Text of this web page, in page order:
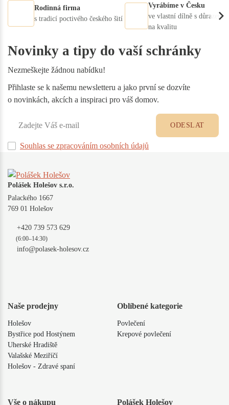
Rodinná firma
s tradicí poctivého českého šití
Vyrábíme v Česku
ve vlastní dílně s důrazem
na kvalitu
Novinky a tipy do vaší schránky
Nezmeškejte žádnou nabídku!
Přihlaste se k našemu newsletteru a jako první se dozvíte
o novinkách, akcích a inspiraci pro váš domov.
Souhlas se zpracováním osobních údajů
ODESLAT
Polášek Holešov s.r.o.
Palackého 1667
769 01 Holešov
+420 739 573 629
(6:00–14:30)
info@polasek-holesov.cz
Naše prodejny
Holešov
Bystřice pod Hostýnem
Uherské Hradiště
Valašské Meziříčí
Holešov - Zdravé spaní
Oblíbené kategorie
Povlečení
Krepové povlečení
Vše o nákupu Polášek Holešov